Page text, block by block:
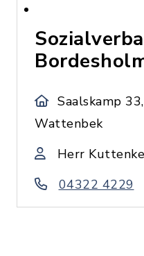
Saalskamp
Wattenbek
Herr
04322 4229